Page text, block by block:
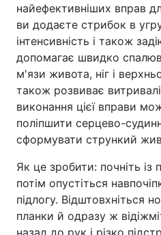
найефективніших вправ
ви додаєте стрибок в
інтенсивність і також
допомагає швидко
м'язи живота, ніг і
також розвиває
виконання цієї вправи
поліпшити серцево-
сформувати стрункий
Як це зробити: почніть із
потім опустіться
підлогу. Відштовхніться
планки й одразу ж
назад до рук і різко